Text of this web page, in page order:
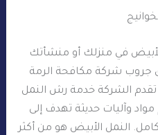
في منزلك أو منشأتك
جروب شركة مكافحة الرمة
تقدم الشركة خدمة رش النمل
وآليات حديثة تهدف إلى
النمل الأبيض هو من أكثر